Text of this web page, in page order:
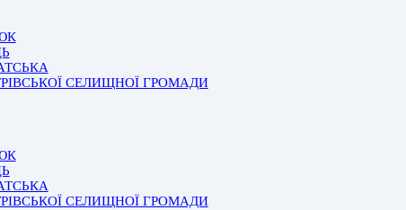
СЕЛИЩНОЇ ГРОМАДИ
СЕЛИЩНОЇ ГРОМАДИ